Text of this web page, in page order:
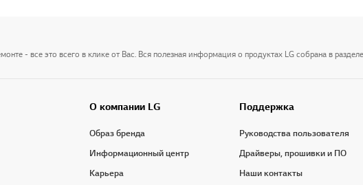
- все это всего в клике от Вас. Вся полезная информация о продуктах LG собрана в
О компании LG
Образ бренда
Информационный центр
Карьера
Поддержка
Руководства пользователя
Драйверы, прошивки и ПО
Наши контакты